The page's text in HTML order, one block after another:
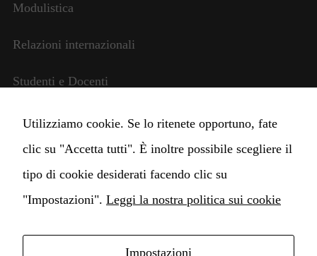
Modulistica
Relazioni internazionali
Studenti e Docenti
Amministrazione trasparente
Cambia impostazioni Cookie
Utilizziamo cookie. Se lo ritenete opportuno, fate
clic su "Accetta tutti". È inoltre possibile scegliere il
tipo di cookie desiderati facendo clic su
"Impostazioni". Leggi la nostra politica sui cookie
Impostazioni